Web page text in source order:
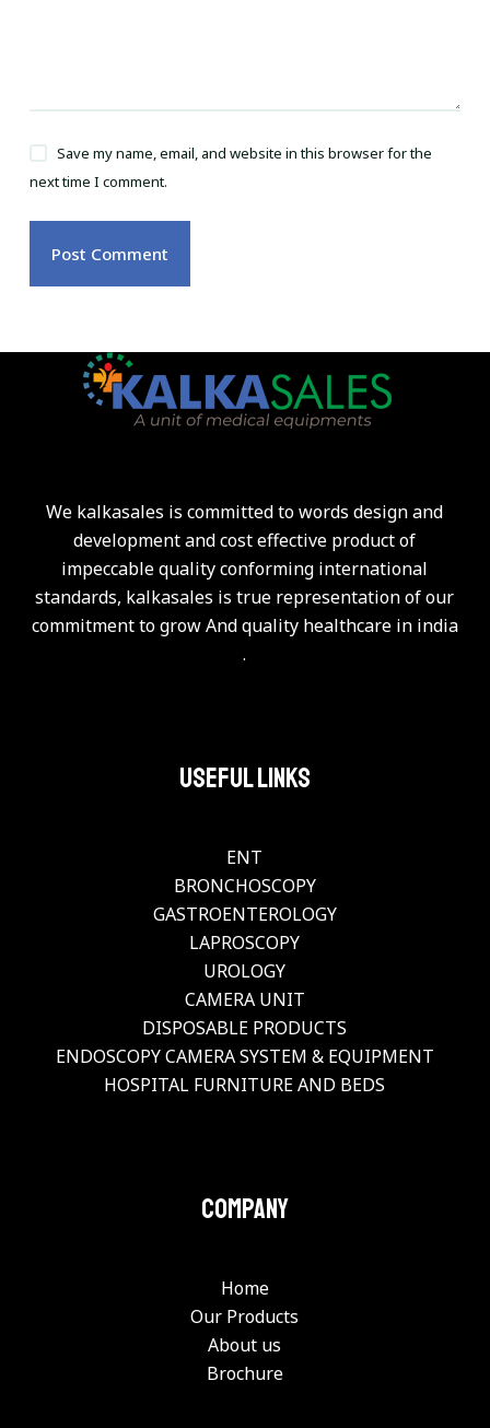
Save my name, email, and website in this browser for the
next time I comment.
Post Comment
We kalkasales is committed to words design and
development and cost effective product of
impeccable quality conforming international
standards, kalkasales is true representation of our
commitment to grow And quality healthcare in india
.
Useful Links
ENT
BRONCHOSCOPY
GASTROENTEROLOGY
LAPROSCOPY
UROLOGY
CAMERA UNIT
DISPOSABLE PRODUCTS
ENDOSCOPY CAMERA SYSTEM & EQUIPMENT
HOSPITAL FURNITURE AND BEDS
Company
Home
Our Products
About us
Brochure